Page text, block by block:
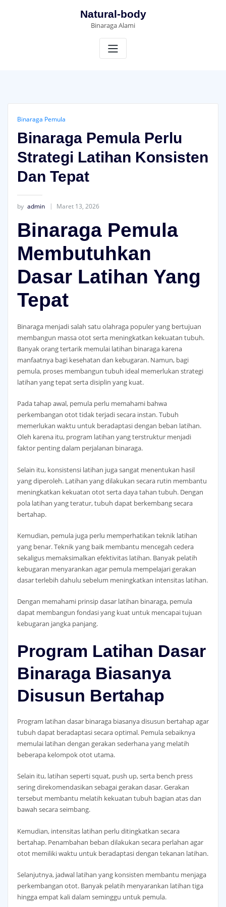
Natural-body
Binaraga Alami
Binaraga Pemula
Binaraga Pemula Perlu
Strategi Latihan Konsisten
Dan Tepat
by admin Maret 13, 2026
Binaraga Pemula
Membutuhkan
Dasar Latihan Yang
Tepat
Binaraga menjadi salah satu olahraga populer yang bertujuan
membangun massa otot serta meningkatkan kekuatan tubuh.
Banyak orang tertarik memulai latihan binaraga karena
manfaatnya bagi kesehatan dan kebugaran. Namun, bagi
pemula, proses membangun tubuh ideal memerlukan strategi
latihan yang tepat serta disiplin yang kuat.
Pada tahap awal, pemula perlu memahami bahwa
perkembangan otot tidak terjadi secara instan. Tubuh
memerlukan waktu untuk beradaptasi dengan beban latihan.
Oleh karena itu, program latihan yang terstruktur menjadi
faktor penting dalam perjalanan binaraga.
Selain itu, konsistensi latihan juga sangat menentukan hasil
yang diperoleh. Latihan yang dilakukan secara rutin membantu
meningkatkan kekuatan otot serta daya tahan tubuh. Dengan
pola latihan yang teratur, tubuh dapat berkembang secara
bertahap.
Kemudian, pemula juga perlu memperhatikan teknik latihan
yang benar. Teknik yang baik membantu mencegah cedera
sekaligus memaksimalkan efektivitas latihan. Banyak pelatih
kebugaran menyarankan agar pemula mempelajari gerakan
dasar terlebih dahulu sebelum meningkatkan intensitas latihan.
Dengan memahami prinsip dasar latihan binaraga, pemula
dapat membangun fondasi yang kuat untuk mencapai tujuan
kebugaran jangka panjang.
Program Latihan Dasar
Binaraga Biasanya
Disusun Bertahap
Program latihan dasar binaraga biasanya disusun bertahap agar
tubuh dapat beradaptasi secara optimal. Pemula sebaiknya
memulai latihan dengan gerakan sederhana yang melatih
beberapa kelompok otot utama.
Selain itu, latihan seperti squat, push up, serta bench press
sering direkomendasikan sebagai gerakan dasar. Gerakan
tersebut membantu melatih kekuatan tubuh bagian atas dan
bawah secara seimbang.
Kemudian, intensitas latihan perlu ditingkatkan secara
bertahap. Penambahan beban dilakukan secara perlahan agar
otot memiliki waktu untuk beradaptasi dengan tekanan latihan.
Selanjutnya, jadwal latihan yang konsisten membantu menjaga
perkembangan otot. Banyak pelatih menyarankan latihan tiga
hingga empat kali dalam seminggu untuk pemula.